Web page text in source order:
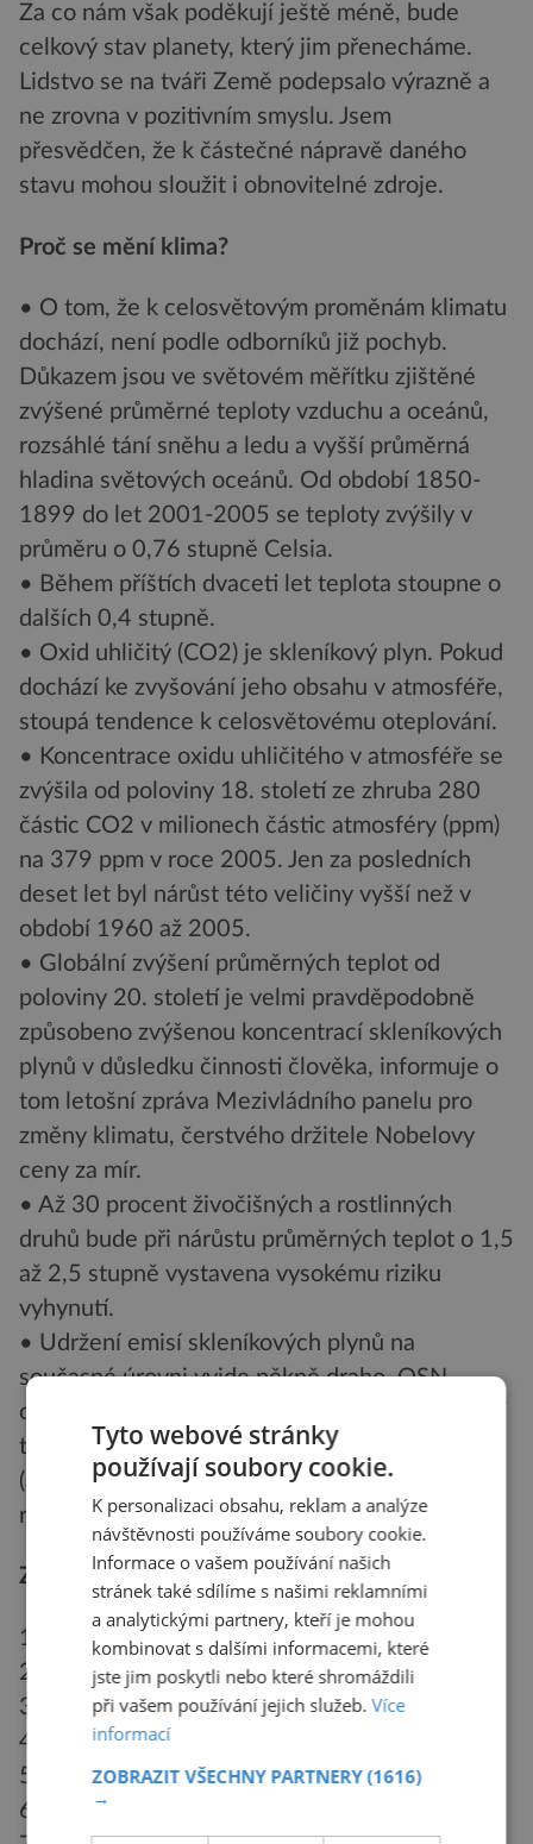
Za co nám však poděkují ještě méně, bude
celkový stav planety, který jim přenecháme.
Lidstvo se na tváři Země podepsalo výrazně a
ne zrovna v pozitivním smyslu. Jsem
přesvědčen, že k částečné nápravě daného
stavu mohou sloužit i obnovitelné zdroje.
Proč se mění klima?
• O tom, že k celosvětovým proměnám klimatu
dochází, není podle odborníků již pochyb.
Důkazem jsou ve světovém měřítku zjištěné
zvýšené průměrné teploty vzduchu a oceánů,
rozsáhlé tání sněhu a ledu a vyšší průměrná
hladina světových oceánů. Od období 1850-
1899 do let 2001-2005 se teploty zvýšily v
průměru o 0,76 stupně Celsia.
• Během příštích dvaceti let teplota stoupne o
dalších 0,4 stupně.
• Oxid uhličitý (CO2) je skleníkový plyn. Pokud
dochází ke zvyšování jeho obsahu v atmosféře,
stoupá tendence k celosvětovému oteplování.
• Koncentrace oxidu uhličitého v atmosféře se
zvýšila od poloviny 18. století ze zhruba 280
částic CO2 v milionech částic atmosféry (ppm)
na 379 ppm v roce 2005. Jen za posledních
deset let byl nárůst této veličiny vyšší než v
období 1960 až 2005.
• Globální zvýšení průměrných teplot od
poloviny 20. století je velmi pravděpodobně
způsobeno zvýšenou koncentrací skleníkových
plynů v důsledku činnosti člověka, informuje o
tom letošní zpráva Mezivládního panelu pro
změny klimatu, čerstvého držitele Nobelovy
ceny za mír.
• Až 30 procent živočišných a rostlinných
druhů bude při nárůstu průměrných teplot o 1,5
až 2,5 stupně vystavena vysokému riziku
vyhynutí.
• Udržení emisí skleníkových plynů na
současné úrovni vyjde pěkně draho. OSN
odhaduje, že po celém světě by bylo ke splnění
tohoto cíle nutno investovat 150 miliard eur
(asi 4,15 bilionu Kč, což jsou čtyři roční
rozpočty České republiky).
Země s nejvyšším počtem jaderných reaktorů:
1. USA (103)
2. Francie (59)
3. Japonsko (55).
4. Rusko (31)
5. Velká Británie (23)
6. Jižní Korea (20)
Tyto webové stránky
používají soubory cookie.
K personalizaci obsahu, reklam a analýze
návštěvnosti používáme soubory cookie.
Informace o vašem používání našich
stránek také sdílíme s našimi reklamními
a analytickými partnery, kteří je mohou
kombinovat s dalšími informacemi, které
jste jim poskytli nebo které shromáždili
při vašem používání jejich služeb.Více
informací
ZOBRAZIT VŠECHNY PARTNERY(1616)
→